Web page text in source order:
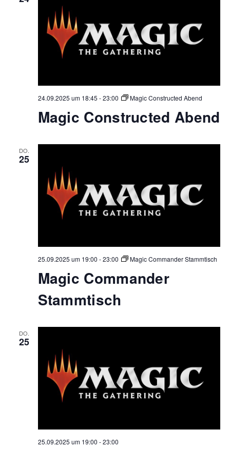
24.09.2025 um 18:45 -23:00 Magic Constructed Abend
Magic Constructed Abend
DO.
25
25.09.2025 um 19:00 -23:00 Magic Commander Stammtisch
Magic Commander
Stammtisch
DO.
25
25.09.2025 um 19:00 -23:00